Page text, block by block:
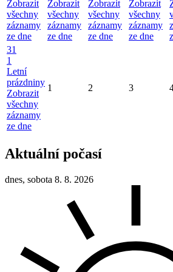
Zobrazit
všechny
záznamy
ze dne
Zobrazit
všechny
záznamy
ze dne
Zobrazit
všechny
záznamy
ze dne
Zobrazit
všechny
záznamy
ze dne
31
1
Letní
prázdniny
Zobrazit
všechny
záznamy
ze dne
1 2 3
Aktuální počasí
dnes, sobota 8. 8. 2026